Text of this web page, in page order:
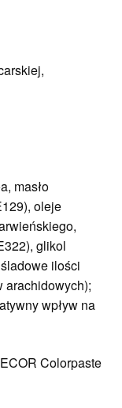
masło
oleje
glikol
ilości
arachidowych);
wpływ na
Colorpaste